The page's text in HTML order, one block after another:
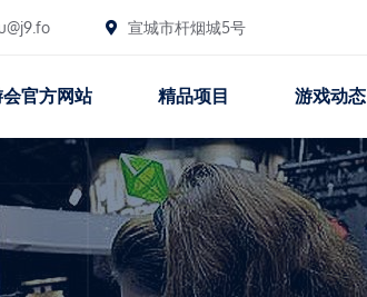
宣城市杆烟城5号
官方网站 精品项目 游戏动态